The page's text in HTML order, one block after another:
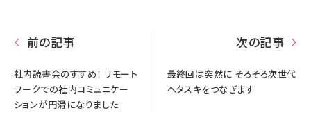
前の記事
社内読書会のすすめ！ リモート
ワークでの社内コミュニケー
ションが円滑になりました
次の記事
最終回は突然に そろそろ次世代
へタスキをつなぎます